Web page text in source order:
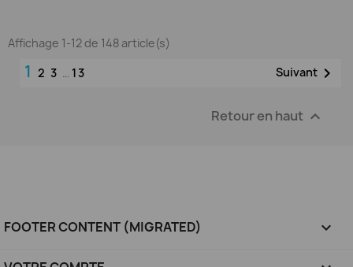
Affichage 1-12 de 148 article(s)
1 2 3 13 Suivant 
Retour en haut 
FOOTER CONTENT (MIGRATED) 